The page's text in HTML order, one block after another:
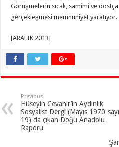
Görüşmelerin sıcak, samimi ve
gerçekleşmesi memnuniyet yaratıyor.
[ARALIK 2013]
Previous
Hüseyin Cevahir’in Aydınlık
Sosyalist Dergi (Mayıs 1970-sayı
19) da çıkan Doğu Anadolu
Raporu